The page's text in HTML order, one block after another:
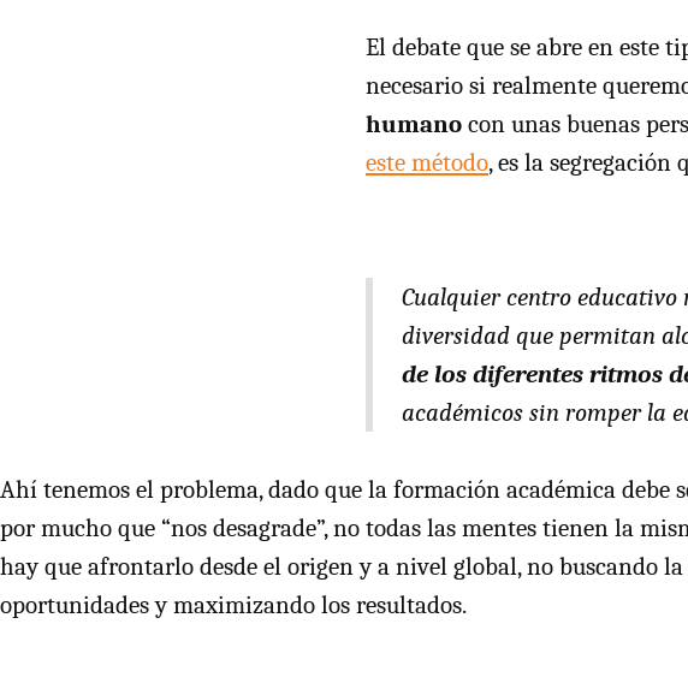
El debate que se abre en este
necesario si realmente
humano con unas buenas
este método, es la segregación
Cualquier centro educativo
diversidad que permitan
de los diferentes ritmos
académicos sin romper la
Ahí tenemos el problema, dado que la formación académica debe
por mucho que “nos desagrade”, no todas las mentes tienen la
hay que afrontarlo desde el origen y a nivel global, no buscando
oportunidades y maximizando los resultados.